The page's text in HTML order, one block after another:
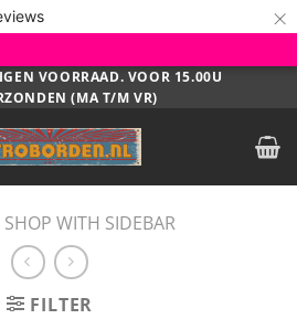
×
VOORRAAD. VOOR 15.00U
(MA T/M VR)
SHOP WITH SIDEBAR
FILTER